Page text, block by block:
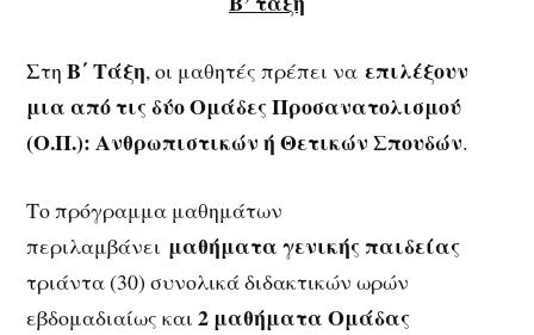
ΣτηΒ΄ Τάξη, οι μαθητές πρέπει ναεπιλέξουν
μια από τις δύο Ομάδες Προσανατολισμού
(Ο.Π.): ΑνθρωπιστικώνήΘετικών Σπουδών.
Το πρόγραμμα μαθημάτων
περιλαμβάνει μαθήματα γενικής παιδείας
τριάντα (30) συνολικά διδακτικών ωρών
εβδομαδιαίως και2μαθήματα Ομάδας